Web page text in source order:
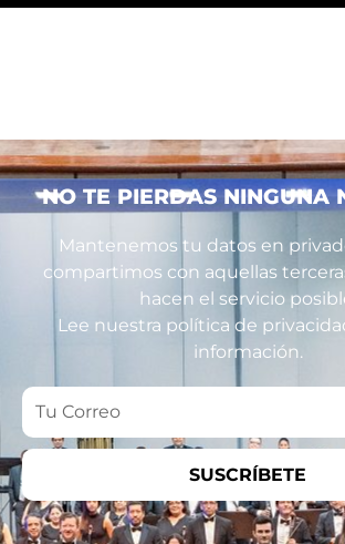
NO TE PIERDAS NINGUNA
Mantenemos tu datos en
compartimos con aquellas
hacen el servicio
Lee nuestra política de
información.
Tu
Correo
SUSCRÍBETE